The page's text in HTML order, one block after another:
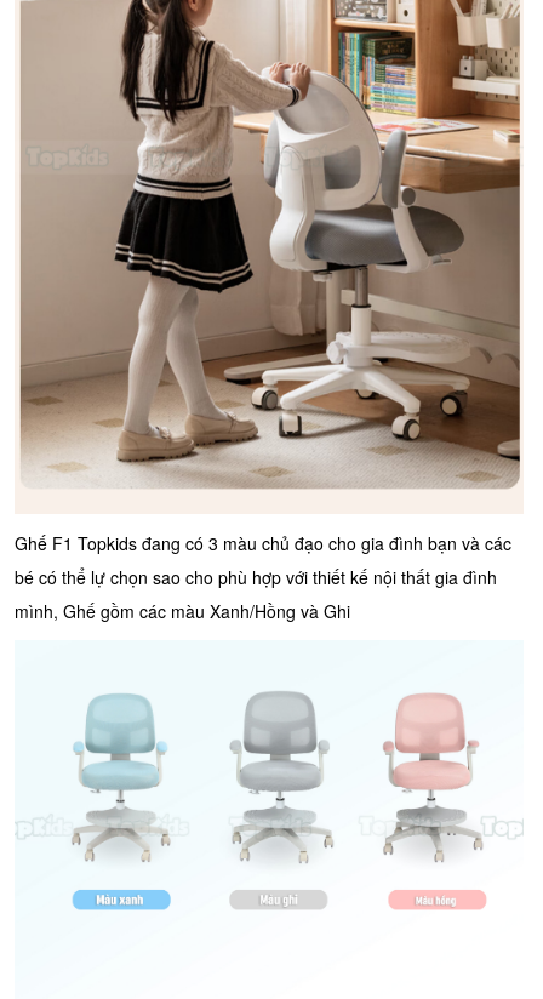
Ghế F1 Topkids đang có 3 màu chủ đạo cho gia đình bạn và các
bé có thể lự chọn sao cho phù hợp với thiết kế nội thất gia đình
mình, Ghế gồm các màu Xanh/Hồng và Ghi